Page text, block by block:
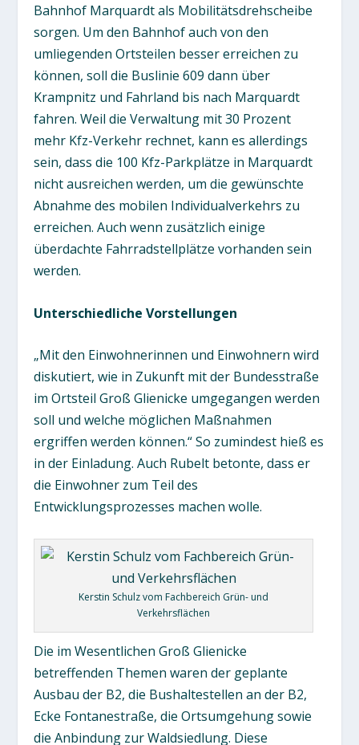
Bahnhof Marquardt als Mobilitätsdrehscheibe
sorgen. Um den Bahnhof auch von den
umliegenden Ortsteilen besser erreichen zu
können, soll die Buslinie 609 dann über
Krampnitz und Fahrland bis nach Marquardt
fahren. Weil die Verwaltung mit 30 Prozent
mehr Kfz-Verkehr rechnet, kann es allerdings
sein, dass die 100 Kfz-Parkplätze in Marquardt
nicht ausreichen werden, um die gewünschte
Abnahme des mobilen Individualverkehrs zu
erreichen. Auch wenn zusätzlich einige
überdachte Fahrradstellplätze vorhanden sein
werden.
Unterschiedliche Vorstellungen
„Mit den Einwohnerinnen und Einwohnern wird
diskutiert, wie in Zukunft mit der Bundesstraße
im Ortsteil Groß Glienicke umgegangen werden
soll und welche möglichen Maßnahmen
ergriffen werden können.“ So zumindest hieß es
in der Einladung. Auch Rubelt betonte, dass er
die Einwohner zum Teil des
Entwicklungsprozesses machen wolle.
Kerstin Schulz vom Fachbereich Grün- und
Verkehrsflächen
Die im Wesentlichen Groß Glienicke
betreffenden Themen waren der geplante
Ausbau der B2, die Bushaltestellen an der B2,
Ecke Fontanestraße, die Ortsumgehung sowie
die Anbindung zur Waldsiedlung. Diese